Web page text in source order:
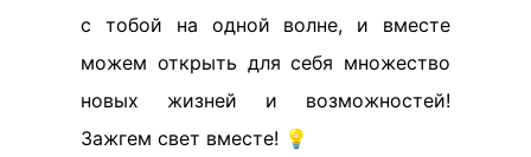
с тобой на одной волне, и вместе
можем открыть для себя множество
новых жизней и возможностей!
Зажгем свет вместе! 💡